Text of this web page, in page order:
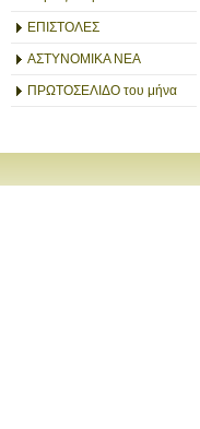
ΕΠΙΣΤΟΛΕΣ
ΑΣΤΥΝΟΜΙΚΑ ΝΕΑ
ΠΡΩΤΟΣΕΛΙΔΟ του μήνα